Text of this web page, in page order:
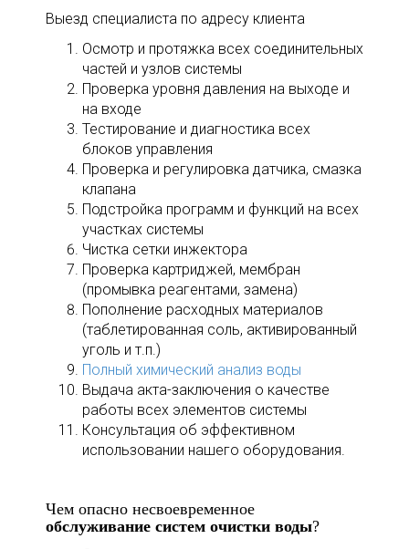
Выезд специалиста по адресу клиента
Осмотр и протяжка всех соединительных
частей и узлов системы
Проверка уровня давления на выходе и
на входе
Тестирование и диагностика всех
блоков управления
Проверка и регулировка датчика, смазка
клапана
Подстройка программ и функций на всех
участках системы
Чистка сетки инжектора
Проверка картриджей, мембран
(промывка реагентами, замена)
Пополнение расходных материалов
(таблетированная соль, активированный
уголь и т.п.)
Полный химический анализ воды
Выдача акта-заключения о качестве
работы всех элементов системы
Консультация об эффективном
использовании нашего оборудования.
Чем опасно несвоевременное
обслуживание систем очистки воды?